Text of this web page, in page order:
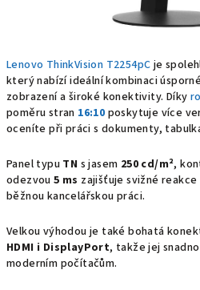
Lenovo ThinkVision T2254pCje
který nabízí ideální kombinaci
zobrazení a široké konektivity. Díky
poměru stran 16:10 poskytuje více
oceníte při práci s dokumenty,
Panel typu TN s jasem 250 cd/m²,
odezvou5 ms zajišťuje svižné
běžnou kancelářskou práci.
Velkou výhodou je také bohatá
HDMI i DisplayPort, takže jej
moderním počítačům.